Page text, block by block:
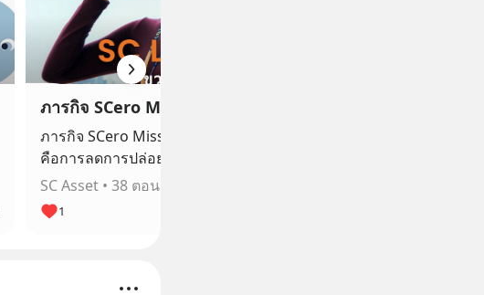
ภารกิจ SCero Mission
ภารกิจ SCero Mission (ซี-โร่-มิช-ชั่น)
คือการลดการปล่อยก๊าซเรือนกระจก
ตั้งแต่ขั้นตอนการออกแบบ ก่อสร้าง
การนำไปใช้ และการบริหารจัดการของ
เหลือใช้ ตั้งแต่ต้นน้ำจนปลายน้ำ
SC Asset • 38 ตอน
1